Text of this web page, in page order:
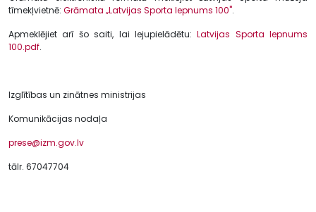
tīmekļvietnē: Grāmata „Latvijas Sporta lepnums 100".
Apmeklējiet arī šo saiti, lai lejupielādētu:Latvijas Sporta lepnums
100.pdf.
Izglītības un zinātnes ministrijas
Komunikācijas nodaļa
prese@izm.gov.lv
tālr. 67047704